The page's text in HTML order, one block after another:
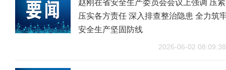
赵刚在省安全生产委员会会议上强调 压紧
压实各方责任 深入排查整治隐患 全力筑
安全生产坚固防线
2026-06-02 08:09:38